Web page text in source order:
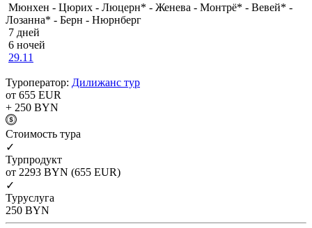
Мюнхен - Цюрих - Люцерн* - Женева - Монтрё* - Вевей* -
Лозанна* - Берн - Нюрнберг
7 дней
6 ночей
29.11
Туроператор: Дилижанс тур
от 655 EUR
+ 250 BYN
Cтоимость тура
✓
Турпродукт
от 2293 BYN (655 EUR)
✓
Туруслуга
250 BYN